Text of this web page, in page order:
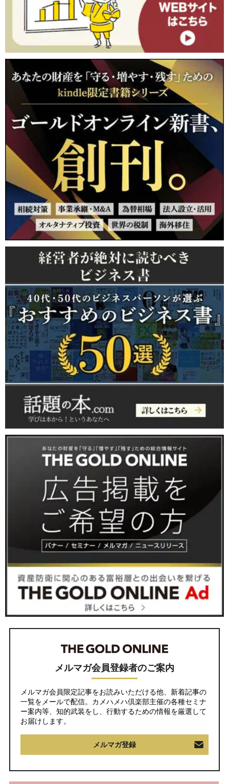
メルマガ会員登録者のご案内
メルマガ会員限定記事をお読みいただける他、新着記事の
一覧をメールで配信。カメハメハ倶楽部主催の各種セミナ
ー案内等、知的武装をし、行動するための情報を厳選して
お届けします。
メルマガ登録